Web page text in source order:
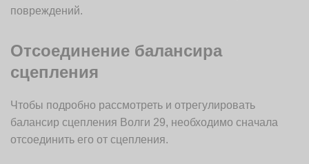
повреждений.
Отсоединение балансира
сцепления
Чтобы подробно рассмотреть и отрегулировать
балансир сцепления Волги 29, необходимо сначала
отсоединить его от сцепления.